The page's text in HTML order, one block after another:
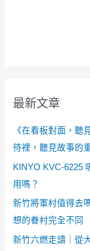
最新文章
《在看板對面，聽
待裡，聽見故事的
KINYO KVC-6225
用嗎？
新竹將軍村值得去
想的眷村完全不同
新竹六燃走讀｜從